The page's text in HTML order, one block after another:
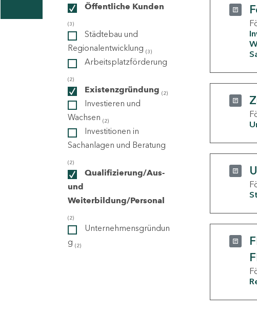
Öffentliche Kunden
(3)
Städtebau und
Regionalentwicklung (3)
Arbeitsplatzförderung
(2)
Existenzgründung (2)
Investieren und
Wachsen (2)
Investitionen in
Sachanlagen und Beratung
(2)
Qualifizierung/Aus-
und
Weiterbildung/Personal
(2)
Unternehmensgründun
g (2)